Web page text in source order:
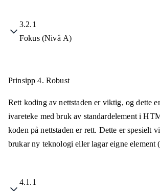
3.2.1
Fokus (Nivå A)
Prinsipp 4. Robust
Rett koding av nettstaden er viktig, og dette
ivareteke med bruk av standardelement i
koden på nettstaden er rett. Dette er spesielt
brukar ny teknologi eller lagar eigne element
4.1.1